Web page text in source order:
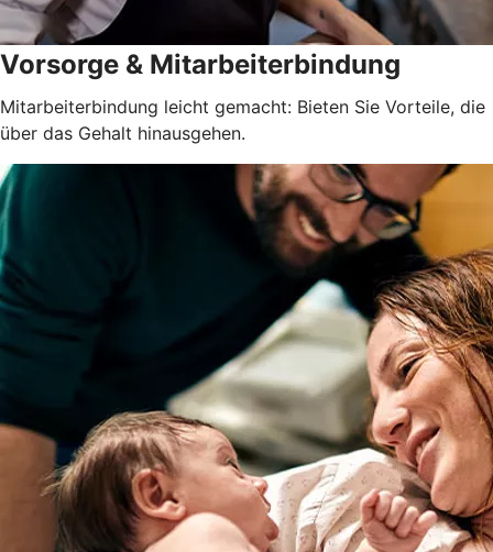
Vorsorge & Mitarbeiterbindung
Mitarbeiterbindung leicht gemacht: Bieten Sie Vorteile, die
über das Gehalt hinausgehen.